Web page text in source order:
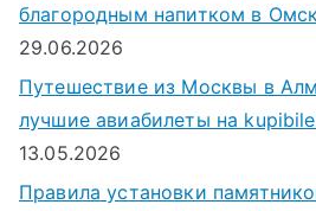
благородным напитком в
29.06.2026
Путешествие из Москвы в
лучшие авиабилеты на
13.05.2026
Правила установки